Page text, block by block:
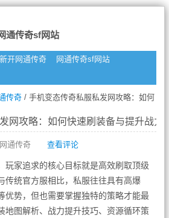
通传奇sf网站
新开网通传奇
网通传奇sf网站
传奇/ 手机变态传奇私服私发网攻略：如何
网攻略：如何快速刷装备与提升战力
通传奇 查看评论
玩家追求的核心目标就是高效刷取顶级
传统官方服相比，私服往往具有高爆
优势，但也需要掌握独特的策略才能最
地图解析、战力提升技巧、资源循环策